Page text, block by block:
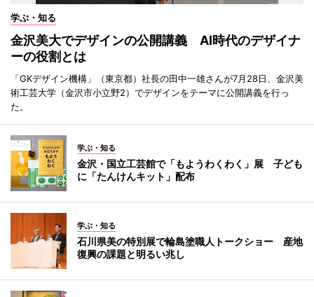
学ぶ・知る
金沢美大でデザインの公開講義 AI時代のデザイナ
ーの役割とは
「GKデザイン機構」（東京都）社長の田中一雄さんが7月28日、金沢美
術工芸大学（金沢市小立野2）でデザインをテーマに公開講義を行っ
た。
学ぶ・知る
金沢・国立工芸館で「もようわくわく」展 子ども
に「たんけんキット」配布
学ぶ・知る
石川県美の特別展で輪島塗職人トークショー 産地
復興の課題と明るい兆し